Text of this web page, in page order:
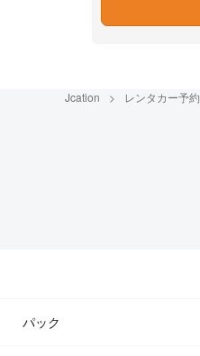
Jcation レンタカー予約
パック